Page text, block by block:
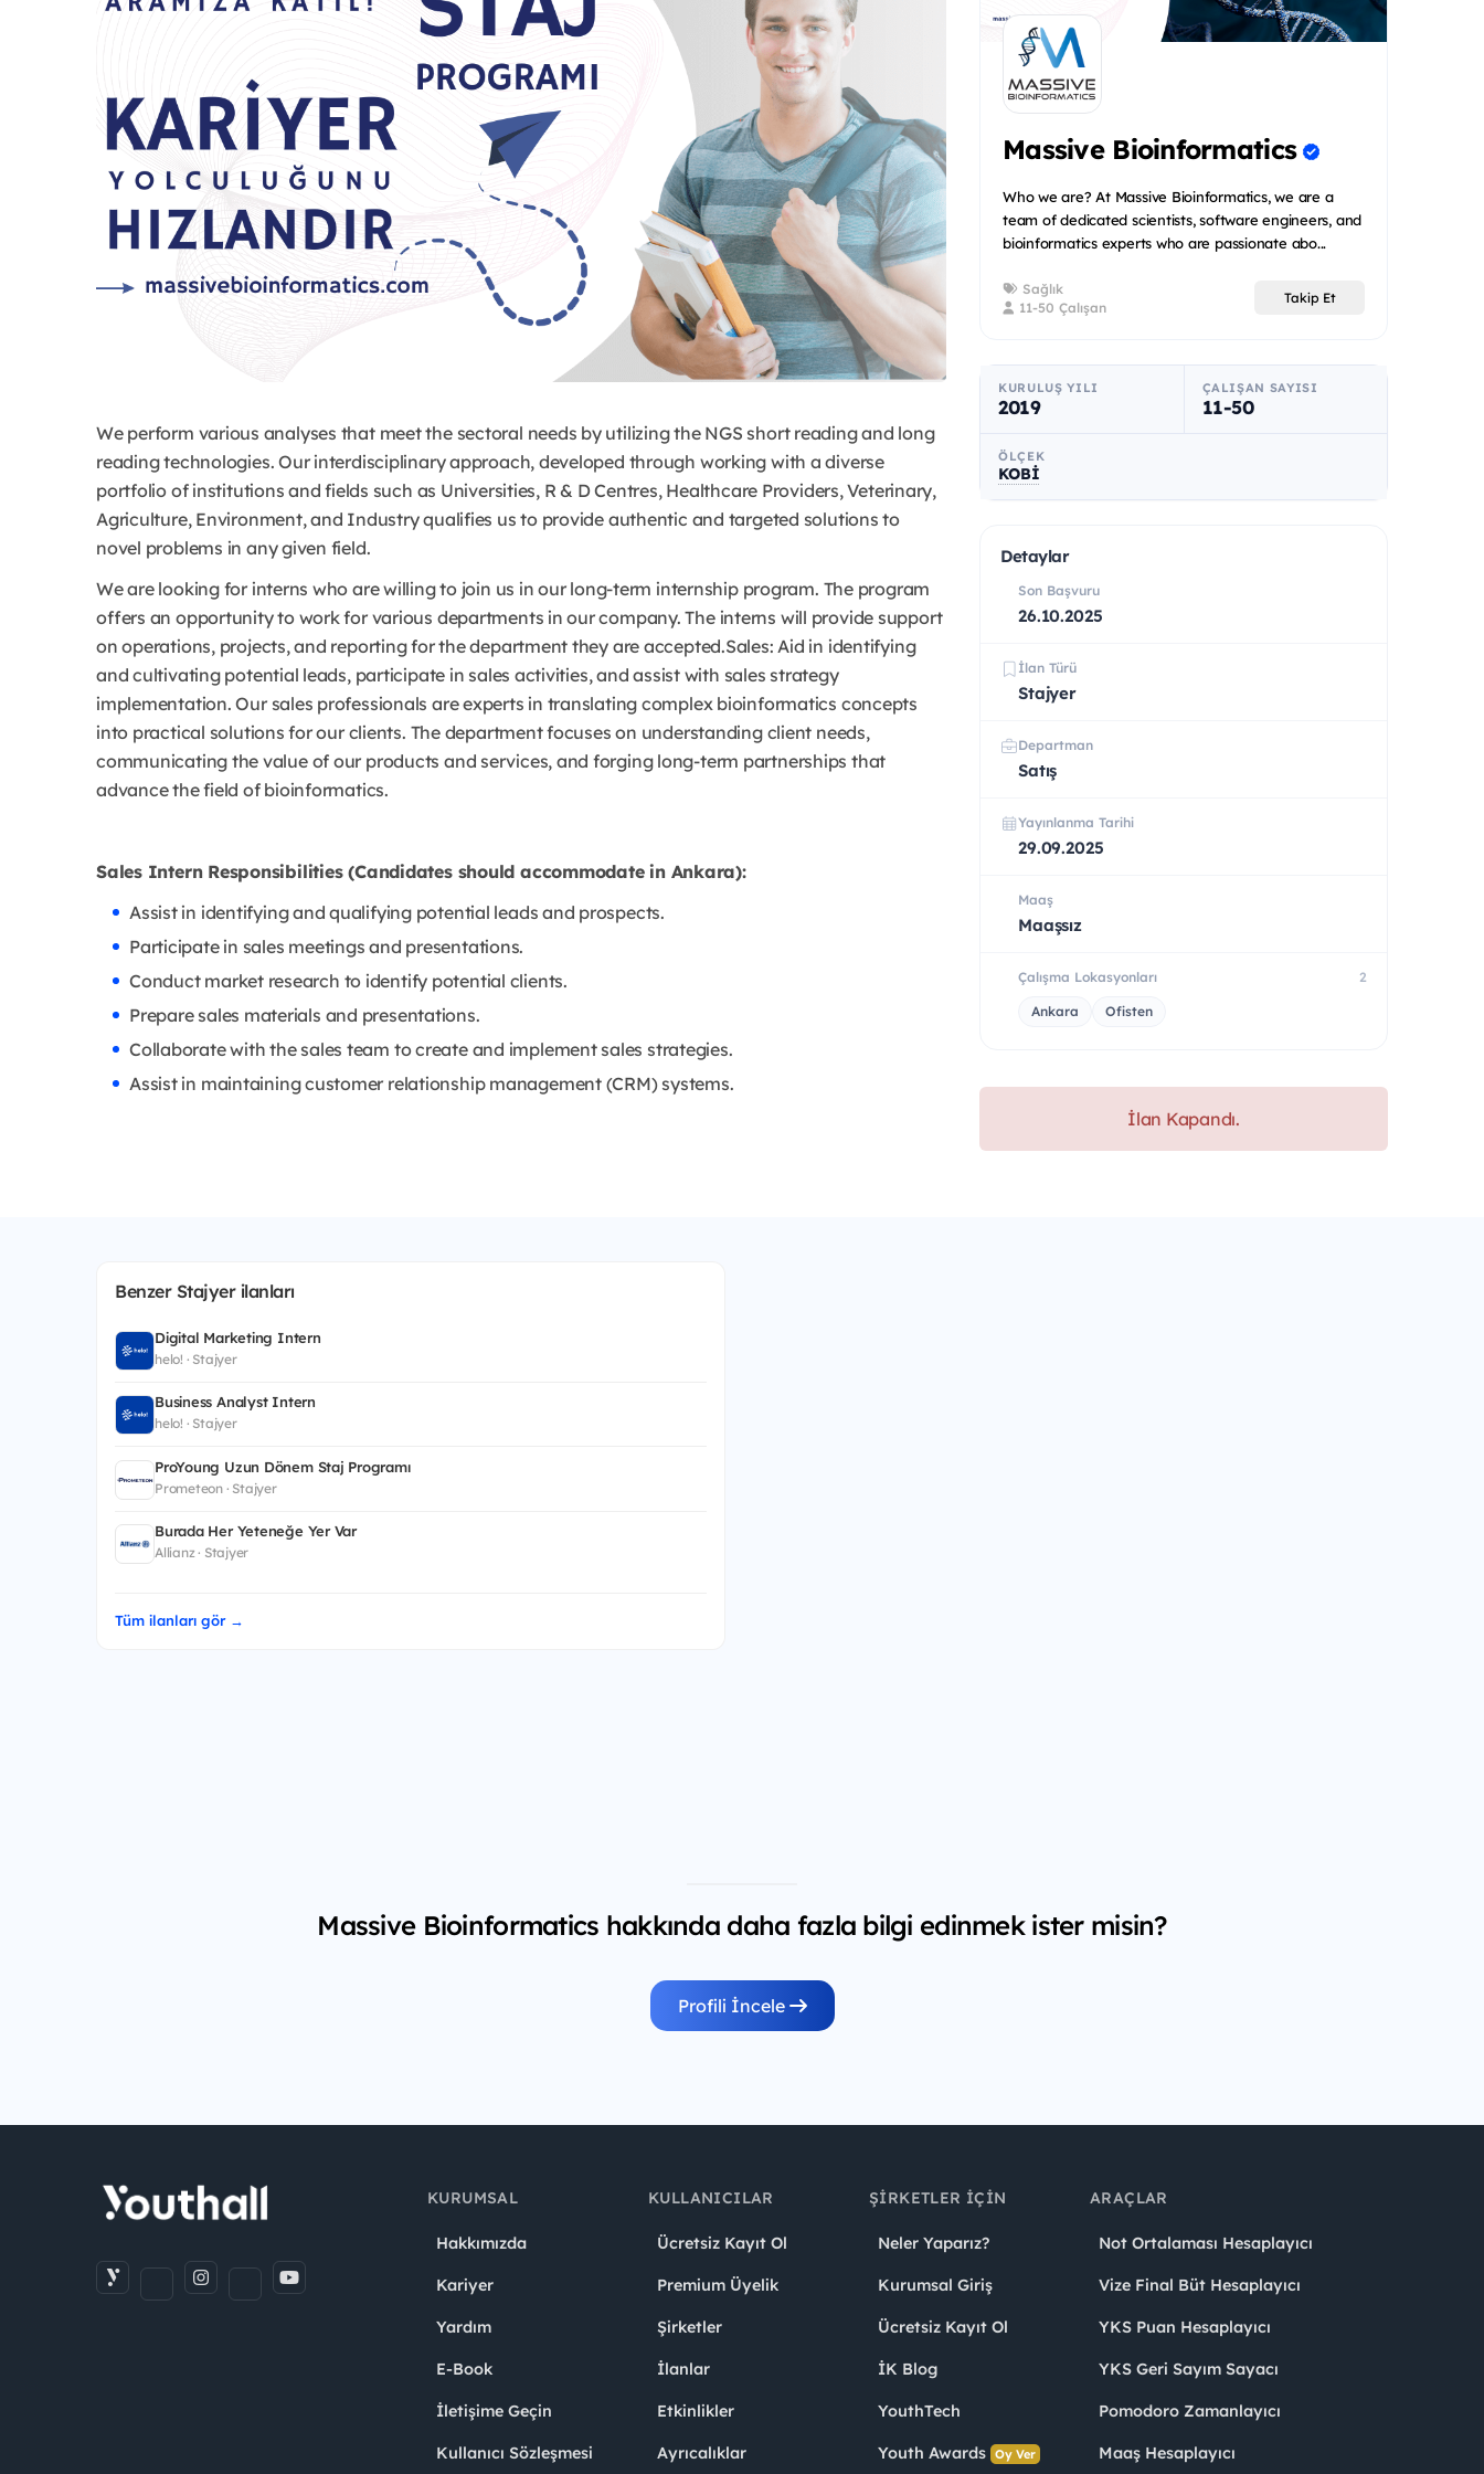
We perform various analyses that meet the sectoral needs by utilizing the NGS short reading and long
reading technologies. Our interdisciplinary approach, developed through working with a diverse
portfolio of institutions and fields such as Universities, R & D Centres, Healthcare Providers, Veterinary,
Agriculture, Environment, and Industry qualifies us to provide authentic and targeted solutions to
novel problems in any given field.
We are looking for interns who are willing to join us in our long-term internship program. The program
offers an opportunity to work for various departments in our company. The interns will provide support
on operations, projects, and reporting for the department they are accepted.Sales: Aid in identifying
and cultivating potential leads, participate in sales activities, and assist with sales strategy
implementation. Our sales professionals are experts in translating complex bioinformatics concepts
into practical solutions for our clients. The department focuses on understanding client needs,
communicating the value of our products and services, and forging long-term partnerships that
advance the field of bioinformatics.
Sales Intern Responsibilities (Candidates should accommodate in Ankara):
Assist in identifying and qualifying potential leads and prospects.
Participate in sales meetings and presentations.
Conduct market research to identify potential clients.
Prepare sales materials and presentations.
Collaborate with the sales team to create and implement sales strategies.
Assist in maintaining customer relationship management (CRM) systems.
Massive Bioinformatics
Who we are? At Massive Bioinformatics, we are a
team of dedicated scientists, software engineers, and
bioinformatics experts who are passionate abo...
Sağlık
11-50 Çalışan
Takip Et
KURULUŞ YILI
2019
ÇALIŞAN SAYISI
11-50
ÖLÇEK
KOBİ
Detaylar
Son Başvuru
26.10.2025
İlan Türü
Stajyer
Departman
Satış
Yayınlanma Tarihi
29.09.2025
Maaş
Maaşsız
Çalışma Lokasyonları 2
Ankara Ofisten
İlan Kapandı.
Benzer Stajyer ilanları
Digital Marketing Intern
helo! · Stajyer
Business Analyst Intern
helo! · Stajyer
ProYoung Uzun Dönem Staj Programı
Prometeon · Stajyer
Burada Her Yeteneğe Yer Var
Allianz · Stajyer
Tüm ilanları gör →
Massive Bioinformatics hakkında daha fazla bilgi edinmek ister misin?
Profili İncele
KURUMSAL
Hakkımızda
Kariyer
Yardım
E-Book
İletişime Geçin
Kullanıcı Sözleşmesi
KULLANICILAR
Ücretsiz Kayıt Ol
Premium Üyelik
Şirketler
İlanlar
Etkinlikler
Ayrıcalıklar
ŞIRKETLER İÇIN
Neler Yaparız?
Kurumsal Giriş
Ücretsiz Kayıt Ol
İK Blog
YouthTech
Youth Awards Oy Ver
ARAÇLAR
Not Ortalaması Hesaplayıcı
Vize Final Büt Hesaplayıcı
YKS Puan Hesaplayıcı
YKS Geri Sayım Sayacı
Pomodoro Zamanlayıcı
Maaş Hesaplayıcı